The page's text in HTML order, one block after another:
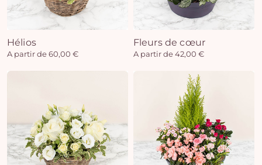
Hélios
A partir de 60,00 €
Fleurs de cœur
A partir de 42,00 €